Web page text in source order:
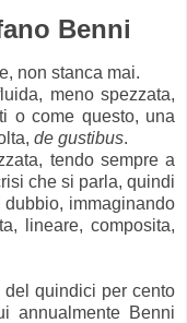
Benni
non stanca mai.
meno spezzata,
o come questo, una
de gustibus.
tendo sempre a
che si parla, quindi
immaginando
lineare, composita,
del quindici per cento
annualmente Benni